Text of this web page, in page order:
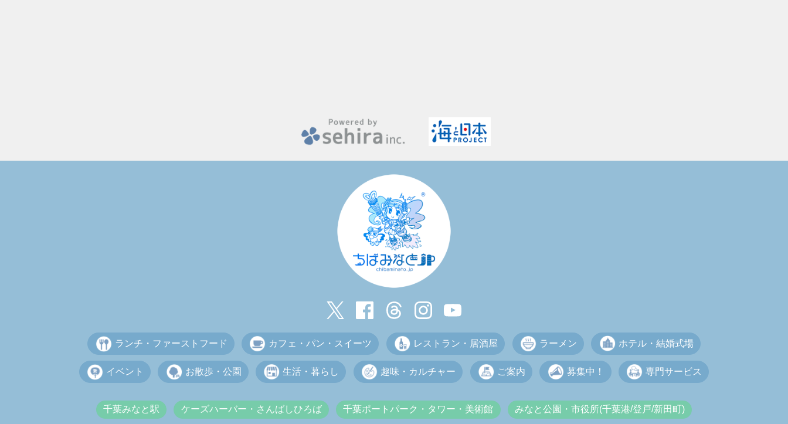
ランチ・ファーストフード カフェ・パン・スイーツ レストラン・居酒屋 ラーメン ホテル・結婚式場
イベント お散歩・公園 生活・暮らし 趣味・カルチャー ご案内 募集中！ 専門サービス
千葉みなと駅 ケーズハーバー・さんばしひろば 千葉ポートパーク・タワー・美術館 みなと公園・市役所(千葉港/登戸/新田町)